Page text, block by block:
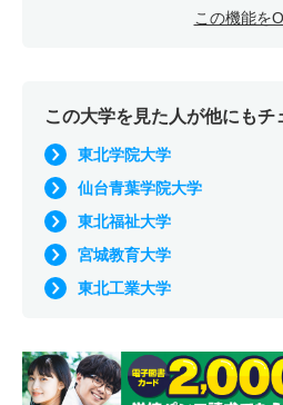
この機能を
この大学を見た人が他にもチ
東北学院大学
仙台青葉学院大学
東北福祉大学
宮城教育大学
東北工業大学